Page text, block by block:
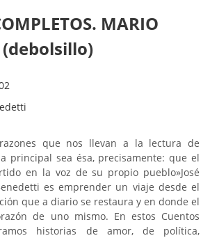
MARIO
(debolsillo)
que nos llevan a la lectura de
principal sea ésa, precisamente: que el
en la voz de su propio pueblo»José
es emprender un viaje desde el
que a diario se restaura y en donde el
de uno mismo. En estos Cuentos
historias de amor, de política,